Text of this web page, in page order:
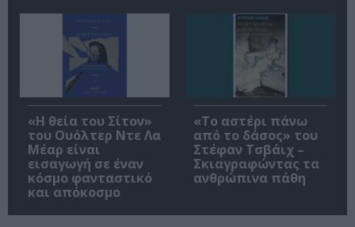
«Η θεία του Σίτον»
του Ουόλτερ Ντε Λα
Μέαρ είναι
εισαγωγή σε έναν
κόσμο φανταστικό
και απόκοσμο
«Το αστέρι πάνω
από το δάσος» του
Στέφαν Τσβάιχ –
Σκιαγραφώντας τα
ανθρώπινα πάθη